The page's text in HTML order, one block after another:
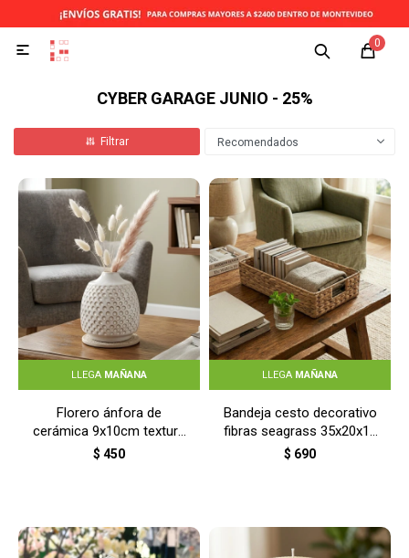
0

CYBER GARAGE JUNIO - 25%
Recomendados
LLEGA MAÑANA
Florero ánfora de
cerámica 9x10cm textura
relieves - BLANCO
$ 450
LLEGA MAÑANA
Bandeja cesto decorativo
fibras seagrass 35x20x10
cm - NATURAL
$ 690